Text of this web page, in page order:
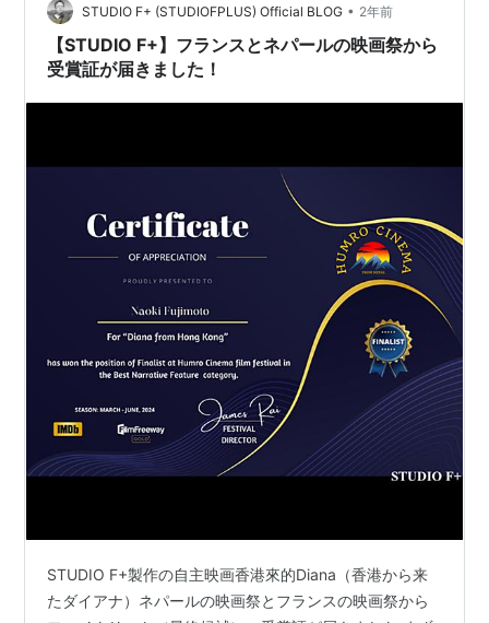
STUDIO F+ (STUDIOFPLUS) Official BLOG • 2年前
【STUDIO F+】フランスとネパールの映画祭から
受賞証が届きました！
STUDIO F+製作の自主映画香港來的Diana（香港から来
たダイアナ）ネパールの映画祭とフランスの映画祭から